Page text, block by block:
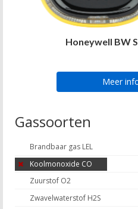
Honeywell BW
Meer
Gassoorten
Brandbaar gas LEL
Koolmonoxide CO
Zuurstof O2
Zwavelwaterstof H2S